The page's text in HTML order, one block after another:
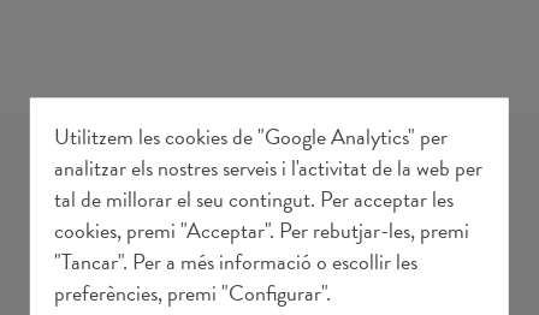
NOTÍCIES
Utilitzem les cookies de "Google Analytics" per
analitzar els nostres serveis i l'activitat de la web per
tal de millorar el seu contingut. Per acceptar les
cookies, premi "Acceptar". Per rebutjar-les, premi
"Tancar". Per a més informació o escollir les
preferències, premi "Configurar".